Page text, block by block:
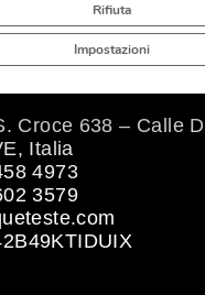
TESTE
Croce 638 – Calle
Italia
4973
3579
Rifiuta
Impostazioni